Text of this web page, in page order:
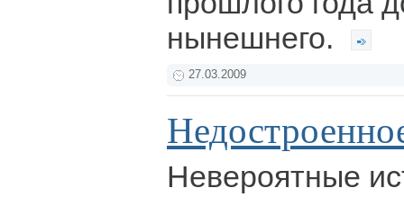
нынешнего.
27.03.2009
Невероятные